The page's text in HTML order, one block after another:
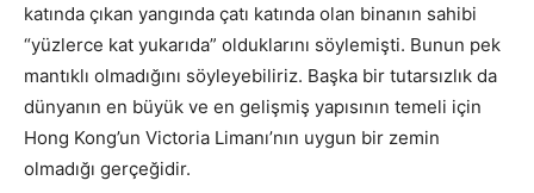
katında çıkan yangında çatı katında olan binanın sahibi
“yüzlerce kat yukarıda” olduklarını söylemişti. Bunun pek
mantıklı olmadığını söyleyebiliriz. Başka bir tutarsızlık da
dünyanın en büyük ve en gelişmiş yapısının temeli için
Hong Kong’un Victoria Limanı’nın uygun bir zemin
olmadığı gerçeğidir.